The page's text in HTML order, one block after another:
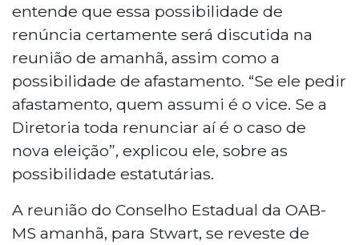
entende que essa possibilidade de
renúncia certamente será discutida na
reunião de amanhã, assim como a
possibilidade de afastamento. “Se ele pedir
afastamento, quem assumi é o vice. Se a
Diretoria toda renunciar aí é o caso de
nova eleição”, explicou ele, sobre as
possibilidade estatutárias.
A reunião do Conselho Estadual da OAB-
MS amanhã, para Stwart, se reveste de